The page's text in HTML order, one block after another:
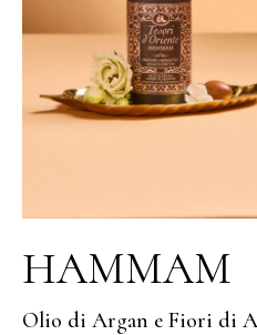
HAMMAM
Olio di Argan e Fiori di